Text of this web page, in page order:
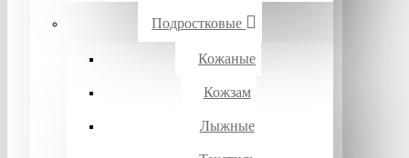
Подростковые
Кожаные
Кожзам
Лыжные